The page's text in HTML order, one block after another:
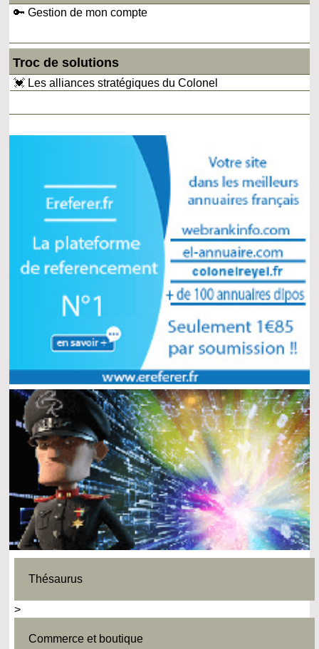
🔑 Gestion de mon compte
Troc de solutions
💓 Les alliances stratégiques du Colonel
Thésaurus
>
Commerce et boutique